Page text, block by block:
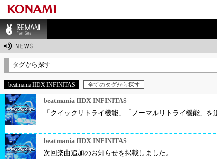
BEMANI Fan Sit
タグから探す
beatmania IIDX INFINITAS 全てのタグから探す
beatmania IIDX INFINITAS
「クイックリトライ機能」「ノーマルリトライ機能」を
beatmania IIDX INFINITAS
次回楽曲追加のお知らせを掲載しました。